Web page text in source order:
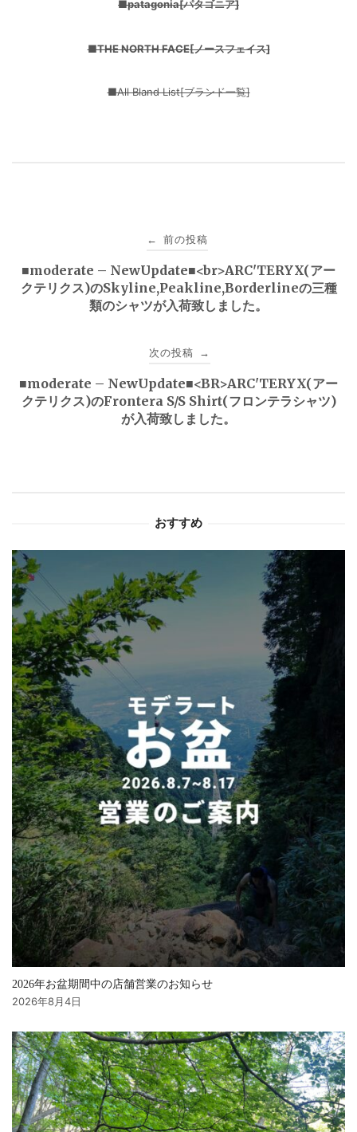
■patagonia[パタゴニア]
■THE NORTH FACE[ノースフェイス]
■All Bland List[ブランド一覧]
稿
ナ
ー
← 前の投稿
■moderate – NewUpdate■<br>ARC'TERYX(アー
クテリクス)のSkyline,Peakline,Borderlineの三種
類のシャツが入荷致しました。
次の投稿 →
■moderate – NewUpdate■<BR>ARC'TERYX(アー
クテリクス)のFrontera S/S Shirt(フロンテラシャツ)
が入荷致しました。
おすすめ
2026年お盆期間中の店舗営業のお知らせ
2026年8月4日